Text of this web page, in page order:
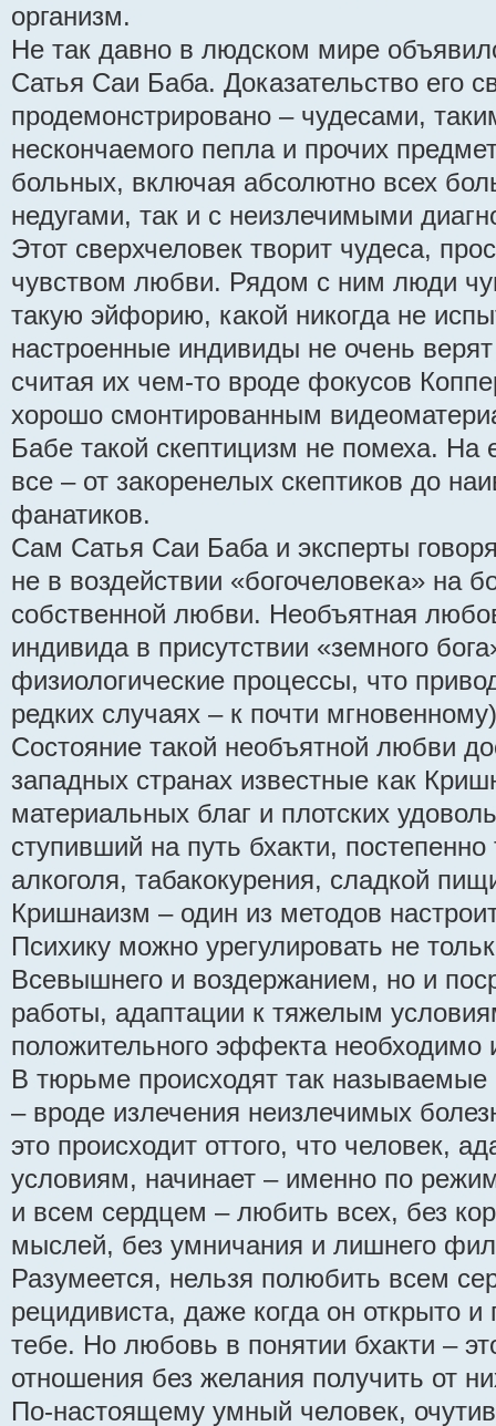
организм.
Не так давно в людском мире
Сатья Саи Баба. Доказательство его
продемонстрировано – чудесами,
нескончаемого пепла и прочих
больных, включая абсолютно всех
недугами, так и с неизлечимыми
Этот сверхчеловек творит чудеса,
чувством любви. Рядом с ним люди
такую эйфорию, какой никогда не
настроенные индивиды не очень
считая их чем-то вроде фокусов
хорошо смонтированным
Бабе такой скептицизм не помеха. На
все – от закоренелых скептиков до
фанатиков.
Сам Сатья Саи Баба и эксперты
не в воздействии «богочеловека» на
собственной любви. Необъятная
индивида в присутствии «земного
физиологические процессы, что
редких случаях – к почти
Состояние такой необъятной любви
западных странах известные как
материальных благ и плотских
ступивший на путь бхакти, постепенно
алкоголя, табакокурения, сладкой
Кришнаизм – один из методов
Психику можно урегулировать не
Всевышнего и воздержанием, но и
работы, адаптации к тяжелым
положительного эффекта необходимо
В тюрьме происходят так называемые
– вроде излечения неизлечимых
это происходит оттого, что человек,
условиям, начинает – именно по
и всем сердцем – любить всех, без
мыслей, без умничания и лишнего
Разумеется, нельзя полюбить всем
рецидивиста, даже когда он открыто и
тебе. Но любовь в понятии бхакти –
отношения без желания получить от
По-настоящему умный человек,